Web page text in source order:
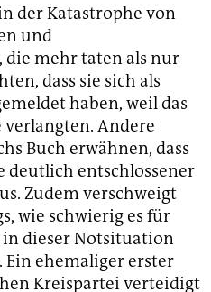
der Katastrophe von
und
mehr taten als nur
dass sie sich als
haben, weil das
Andere
Buch erwähnen, dass
deutlich entschlossener
Zudem verschweigt
wie schwierig es für
dieser Notsituation
Ein ehemaliger erster
Kreispartei verteidigt